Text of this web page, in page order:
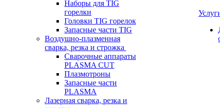
Наборы для TIG
горелки
Головки TIG горелок
Запасные части TIG
Воздушно-плазменная
сварка, резка и строжка
Сварочные аппараты
PLASMA CUT
Плазмотроны
Запасные части
PLASMA
Лазерная сварка, резка и